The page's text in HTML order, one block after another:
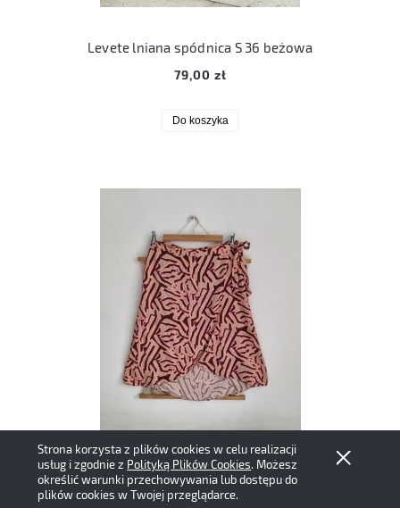
Strona korzysta z plików cookies w celu realizacji
usług i zgodnie z Polityką Plików Cookies. Możesz
określić warunki przechowywania lub dostępu do
plików cookies w Twojej przeglądarce.
Levete lniana spódnica S 36 beżowa
79,00 zł
Do koszyka